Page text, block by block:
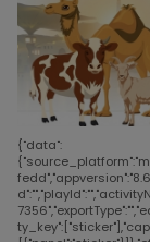
{"data":